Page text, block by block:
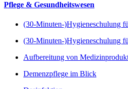
Pflege & Gesundheitswesen
(30-Minuten-)Hygieneschulung
(30-Minuten-)Hygieneschulung
Aufbereitung von
Demenzpflege im Blick